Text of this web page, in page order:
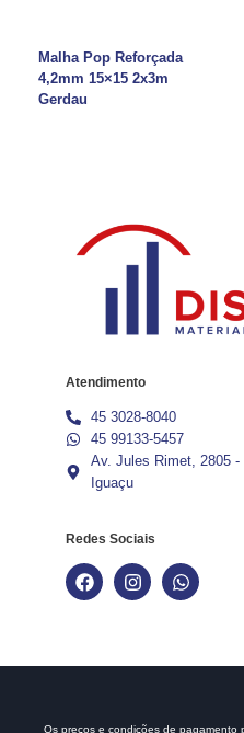
Malha Pop Reforçada
4,2mm 15×15 2x3m
Gerdau
Atendimento
45 3028-8040
45 99133-5457
Av. Jules Rimet, 2805
Iguaçu
Redes Sociais
Os preços e condições de pagamento